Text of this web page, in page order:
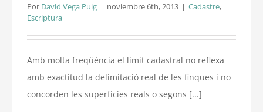
Por David Vega Puig | noviembre 6th, 2013 | Cadastre,
Escriptura
Amb molta freqüència el límit cadastral no reflexa
amb exactitud la delimitació real de les finques i no
concorden les superfícies reals o segons [...]